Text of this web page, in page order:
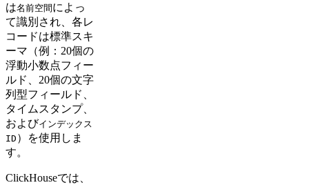
は名前空間 によっ
て識別され、各レ
コードは標準スキ
ーマ（例：20個の
浮動小数点フィー
ルド、20個の文字
列型フィールド、
タイムスタンプ、
およびインデックス
ID ）を使用しま
す。
ClickHouseでは、